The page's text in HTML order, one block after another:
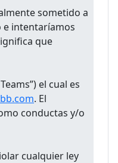
sometido a
e intentaríamos
que
el cual es
. El
conductas y/o
cualquier ley